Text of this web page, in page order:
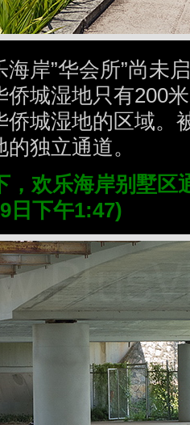
岸”华会所”尚未
侨城湿地只有200
侨城湿地的区域。
独立通道。
，欢乐海岸别墅区
日下午1:47)